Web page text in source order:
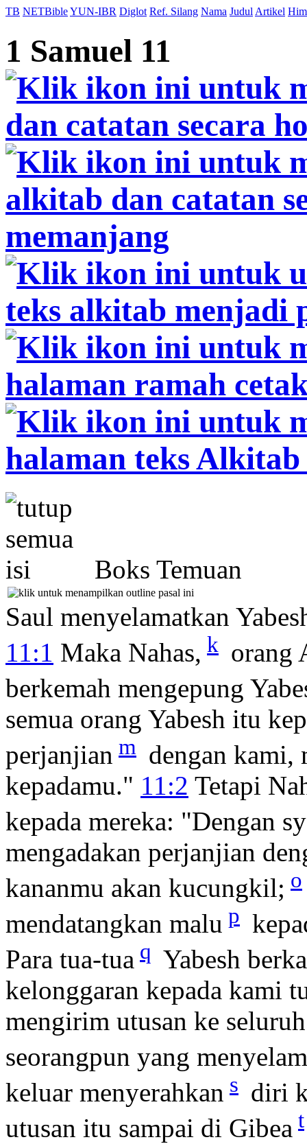
TB NETBibleYUN-IBR Diglot Ref. Silang Nama Judul Artikel
1 Samuel 11
Boks Temuan
Saul menyelamatkan
11:1 Maka Nahas, k orang
berkemah mengepung
semua orang Yabesh itu
perjanjian m dengan kami,
kepadamu." 11:2 Tetapi
kepada mereka: "Dengan
mengadakan perjanjian
kananmu akan kucungkil; o
mendatangkan malu p
Para tua-tua q Yabesh
kelonggaran kepada kami
mengirim utusan ke
seorangpun yang
keluar menyerahkan s diri
utusan itu sampai di Gibea t